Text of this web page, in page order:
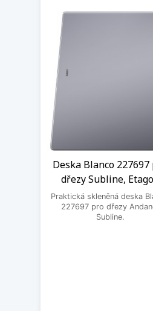
Deska Blanco 227697
dřezy Subline,
Praktická skleněná deska
227697 pro dřezy
Subline.